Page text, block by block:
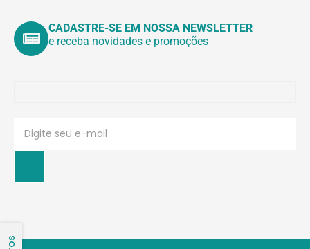
CADASTRE-SE EM NOSSA NEWSLETTER
e receba novidades e promoções